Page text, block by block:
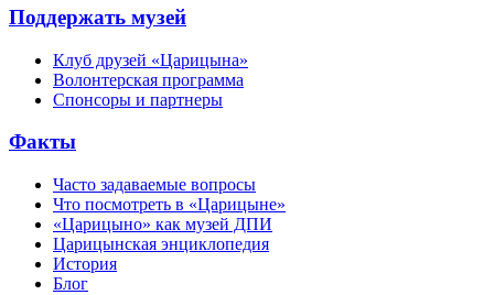
Поддержать музей
Клуб друзей «Царицына»
Волонтерская программа
Спонсоры и партнеры
Факты
Часто задаваемые вопросы
Что посмотреть в «Царицыне»
«Царицыно» как музей ДПИ
Царицынская энциклопедия
История
Блог